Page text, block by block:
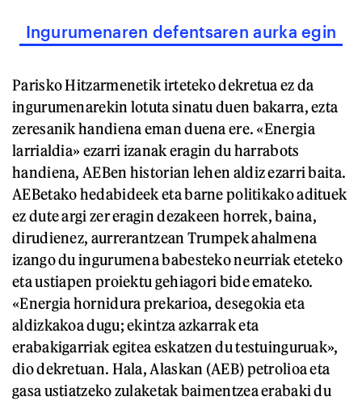
Ingurumenaren defentsaren aurka egin
Parisko Hitzarmenetik irteteko dekretua ez da
ingurumenarekin lotuta sinatu duen bakarra, ezta
zeresanik handiena eman duena ere. «Energia
larrialdia» ezarri izanak eragin du harrabots
handiena, AEBen historian lehen aldiz ezarri baita.
AEBetako hedabideek eta barne politikako adituek
ez dute argi zer eragin dezakeen horrek, baina,
dirudienez, aurrerantzean Trumpek ahalmena
izango du ingurumena babesteko neurriak eteteko
eta ustiapen proiektu gehiagori bide emateko.
«Energia hornidura prekarioa, desegokia eta
aldizkakoa dugu; ekintza azkarrak eta
erabakigarriak egitea eskatzen du testuinguruak»,
dio dekretuan. Hala, Alaskan (AEB) petrolioa eta
gasa ustiatzeko zulaketak baimentzea erabaki du